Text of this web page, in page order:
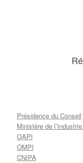
Présidence du Conseil
Ministère de
OAPI
OMPI
CNIPA